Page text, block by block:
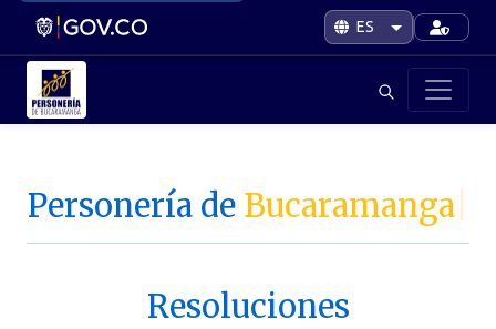
Personería de Bucaramanga
Resoluciones